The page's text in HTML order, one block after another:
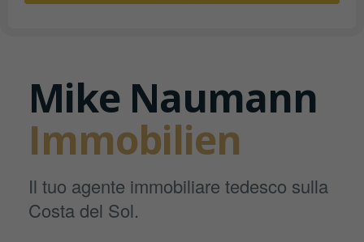
Mike Naumann
Immobilien
Il tuo agente immobiliare tedesco sulla
Costa del Sol.